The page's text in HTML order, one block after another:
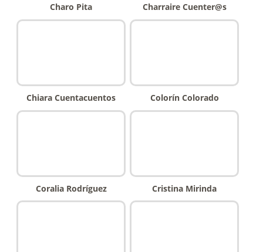
Charo Pita Charraire Cuenter@s
Chiara Cuentacuentos Colorín Colorado
Coralia Rodríguez Cristina Mirinda